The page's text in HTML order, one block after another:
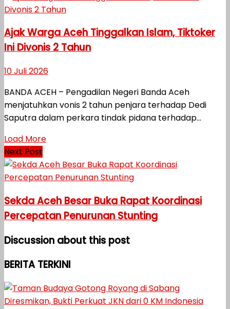
Ajak Warga Aceh Tinggalkan Islam, Tiktoker
Ini Divonis 2 Tahun
10 Juli 2026
BANDA ACEH – Pengadilan Negeri Banda Aceh
menjatuhkan vonis 2 tahun penjara terhadap Dedi
Saputra dalam perkara tindak pidana terhadap...
Load More
Next Post
Sekda Aceh Besar Buka Rapat Koordinasi
Percepatan Penurunan Stunting
Discussion about this post
BERITA TERKINI